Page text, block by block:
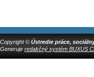
Copyright © Ústredie práce,
Generuje redakčný systém BUXUS